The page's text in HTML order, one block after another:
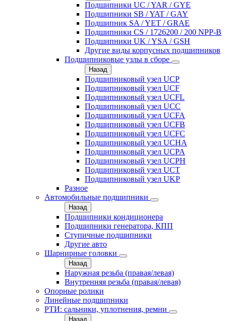
Подшипники UC / YAR / GYE
Подшипники SB / YAT / GAY
Подшипник SA / YET / GRAE
Подшипники CS / 1726200 / 200 NPP-B
Подшипники UK / YSA / GSH
Другие виды корпусных подшипников
Подшипниковые узлы в сборе
Назад
Подшипниковый узел UCP
Подшипниковый узел UCF
Подшипниковый узел UCFL
Подшипниковый узел UCC
Подшипниковый узел UCFA
Подшипниковый узел UCFB
Подшипниковый узел UCFC
Подшипниковый узел UCHA
Подшипниковый узел UCPA
Подшипниковый узел UCPH
Подшипниковый узел UCT
Подшипниковый узел UKP
Разное
Автомобильные подшипники
Назад
Подшипники кондиционера
Подшипники генератора, КПП
Ступичные подшипники
Другие авто
Шарнирные головки
Назад
Наружная резьба (правая/левая)
Внутренняя резьба (правая/левая)
Опорные ролики
Линейные подшипники
РТИ: сальники, уплотнения, ремни
Назад